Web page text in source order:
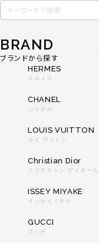
BRAND
ブランドから探す
HERMES
エルメス
CHANEL
シャネル
LOUIS VUITTON
ルイ ヴィトン
Christian Dior
クリスチャン ディオール
ISSEY MIYAKE
イッセイミヤケ
GUCCI
グッチ